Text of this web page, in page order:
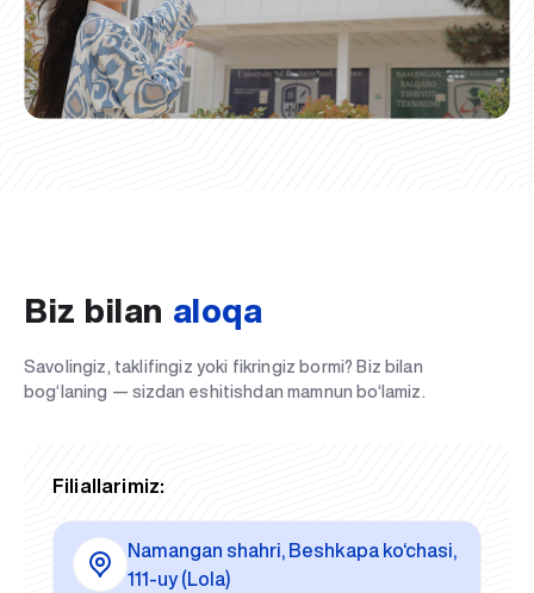
Biz bilan aloqa
Savolingiz, taklifingiz yoki fikringiz bormi? Biz bilan
bog‘laning — sizdan eshitishdan mamnun bo‘lamiz.
Filiallarimiz:
Namangan shahri, Beshkapa ko‘chasi,
111-uy (Lola)